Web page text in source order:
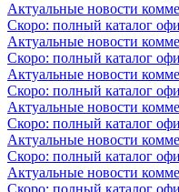
Актуальные новости
Скоро: полный каталог
Актуальные новости
Скоро: полный каталог
Актуальные новости
Скоро: полный каталог
Актуальные новости
Скоро: полный каталог
Актуальные новости
Скоро: полный каталог
Актуальные новости
Скоро: полный каталог